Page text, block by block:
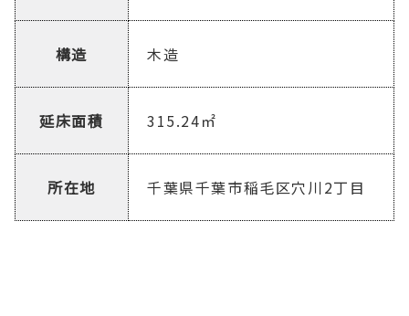
構造 木造
延床面積 315.24㎡
所在地 千葉県千葉市稲毛区穴川2丁目